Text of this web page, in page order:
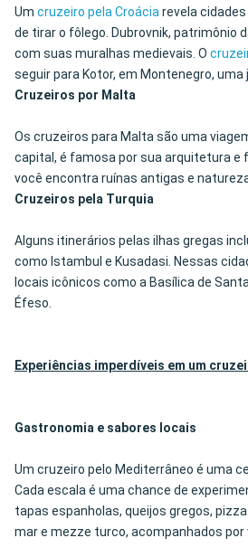
Um cruzeiro pela Croáciarevela
de tirar o fôlego. Dubrovnik, patrimônio
com suas muralhas medievais. O
seguir para Kotor, em Montenegro,
Cruzeiros por Malta
Os cruzeiros para Malta são uma
capital, é famosa por sua arquitetura e
você encontra ruínas antigas e
Cruzeiros pela Turquia
Alguns itinerários pelas ilhas gregas
como Istambul e Kusadasi. Nessas
locais icônicos como a Basílica de
Éfeso.
Experiências imperdíveis em um
Gastronomia e sabores locais
Um cruzeiro pelo Mediterrâneo é uma
Cada escala é uma chance de
tapas espanholas, queijos gregos,
mar e mezze turco, acompanhados por